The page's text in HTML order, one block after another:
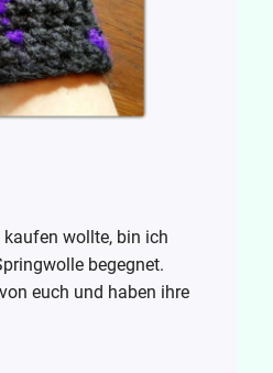
wollte, bin ich
begegnet.
euch und haben ihre